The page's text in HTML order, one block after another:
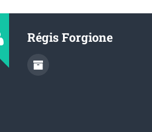
Régis Forgione